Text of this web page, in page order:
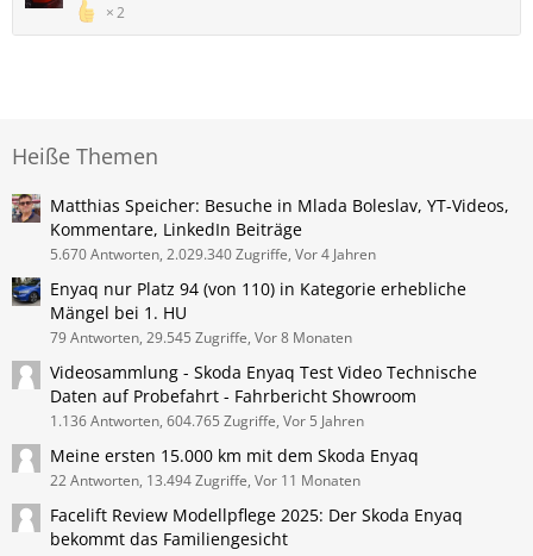
2
Heiße Themen
Matthias Speicher: Besuche in Mlada Boleslav, YT-Videos,
Kommentare, LinkedIn Beiträge
5.670 Antworten, 2.029.340 Zugriffe, Vor 4 Jahren
Enyaq nur Platz 94 (von 110) in Kategorie erhebliche
Mängel bei 1. HU
79 Antworten, 29.545 Zugriffe, Vor 8 Monaten
Videosammlung - Skoda Enyaq Test Video Technische
Daten auf Probefahrt - Fahrbericht Showroom
1.136 Antworten, 604.765 Zugriffe, Vor 5 Jahren
Meine ersten 15.000 km mit dem Skoda Enyaq
22 Antworten, 13.494 Zugriffe, Vor 11 Monaten
Facelift Review Modellpflege 2025: Der Skoda Enyaq
bekommt das Familiengesicht